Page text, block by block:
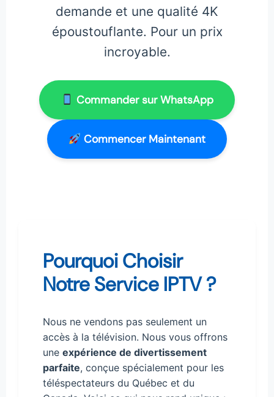
demande et une qualité 4K
époustouflante. Pour un prix
incroyable.
Commander sur WhatsApp
Commencer Maintenant
Pourquoi Choisir
Notre Service IPTV ?
Nous ne vendons pas seulement un
accès à la télévision. Nous vous offrons
une expérience de divertissement
parfaite, conçue spécialement pour les
téléspectateurs du Québec et du